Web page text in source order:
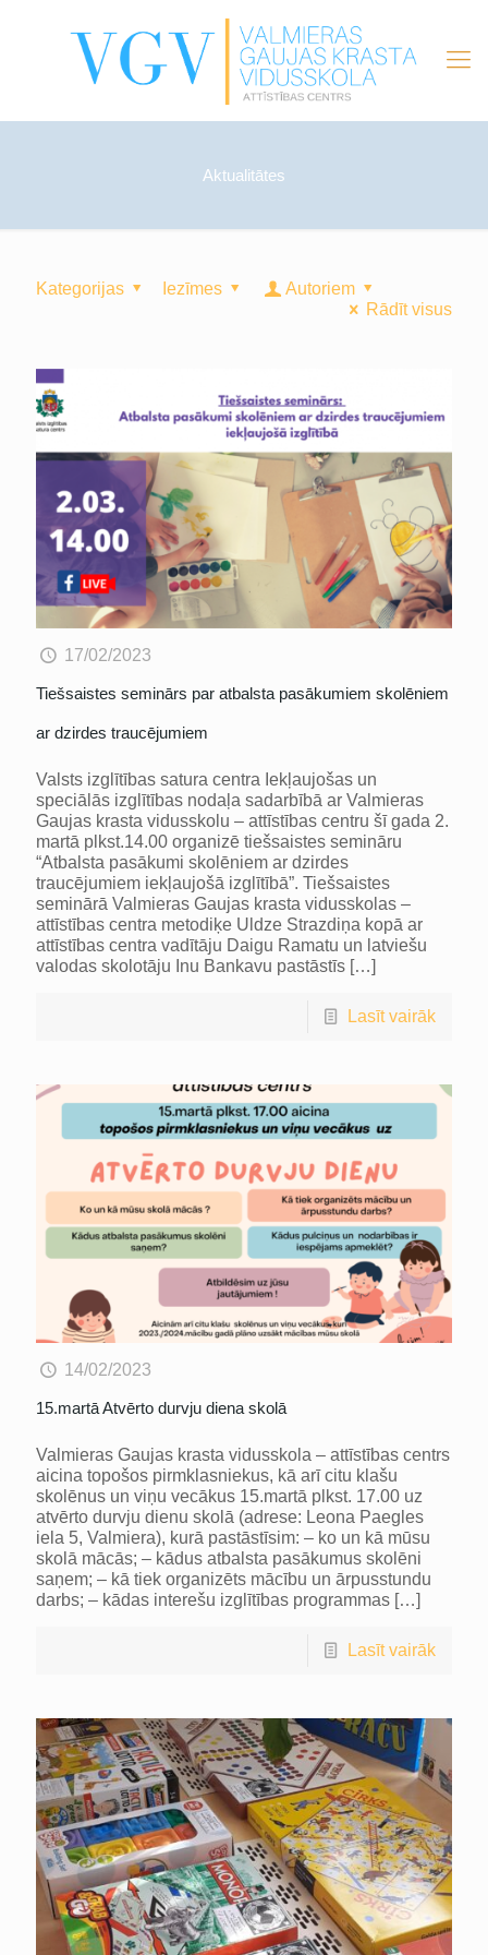
Aktualitātes
Kategorijas Iezīmes
Autoriem
Rādīt visus
17/02/2023
Tiešsaistes seminārs par atbalsta pasākumiem skolēniem
ar dzirdes traucējumiem
Valsts izglītības satura centra Iekļaujošas un
speciālās izglītības nodaļa sadarbībā ar Valmieras
Gaujas krasta vidusskolu – attīstības centru šī gada 2.
martā plkst.14.00 organizē tiešsaistes semināru
“Atbalsta pasākumi skolēniem ar dzirdes
traucējumiem iekļaujošā izglītībā”. Tiešsaistes
seminārā Valmieras Gaujas krasta vidusskolas –
attīstības centra metodiķe Uldze Strazdiņa kopā ar
attīstības centra vadītāju Daigu Ramatu un latviešu
valodas skolotāju Inu Bankavu pastāstīs […]
Lasīt vairāk
14/02/2023
15.martā Atvērto durvju diena skolā
Valmieras Gaujas krasta vidusskola – attīstības centrs
aicina topošos pirmklasniekus, kā arī citu klašu
skolēnus un viņu vecākus 15.martā plkst. 17.00 uz
atvērto durvju dienu skolā (adrese: Leona Paegles
iela 5, Valmiera), kurā pastāstīsim: – ko un kā mūsu
skolā mācās; – kādus atbalsta pasākumus skolēni
saņem; – kā tiek organizēts mācību un ārpusstundu
darbs; – kādas interešu izglītības programmas […]
Lasīt vairāk